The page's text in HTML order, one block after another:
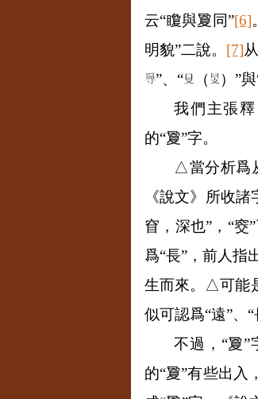
云“矎與夐同”[6]
明貌”二說。 [7]
”、“
（ ）”
我們主張
的“夐”字。
△當分析爲
《說文》所收
窅，深也”，“窔
爲“長”，前人指
生而來。△可能
似可認爲“遠”、
不過，“夐
的“夐”有些出入